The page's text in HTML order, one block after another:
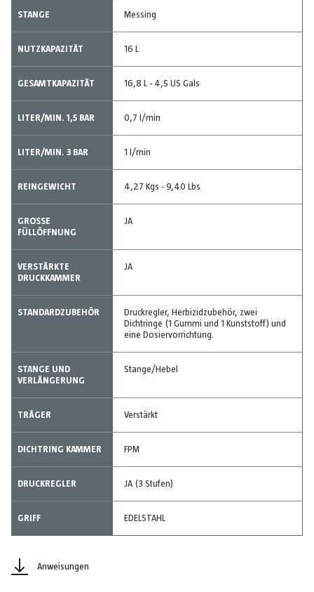
STANGE Messing
NUTZKAPAZITÄT 16 L
GESAMTKAPAZITÄT 16,8 L - 4,5 US Gals
LITER/MIN. 1,5 BAR 0,7 l/min
LITER/MIN. 3 BAR 1 l/min
REINGEWICHT 4,27 Kgs - 9,40 Lbs
GROSSE F
ÜLLÖFFNUNG
JA
VERSTÄRKTE
DRUCKKAMMER
JA
STANDARDZUBEHÖR
Druckregler, Herbizidzubehör, zwei
Dichtringe (1 Gummi und 1 Kunststoff) und
eine Dosiervorrichtung.
STANGE UND
VERLÄNGERUNG
Stange/Hebel
TRÄGER Verstärkt
DICHTRING KAMMER FPM
DRUCKREGLER JA (3 Stufen)
GRIFF EDELSTAHL
Anweisungen